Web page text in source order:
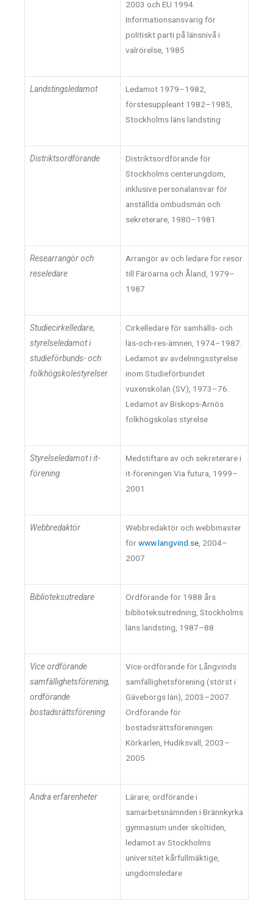
2003 och EU 1994.
Informationsansvarig för
politiskt parti på länsnivå i
valrörelse, 1985
Landstingsledamot
Ledamot 1979–1982,
förstesuppleant 1982–1985,
Stockholms läns landsting
Distriktsordförande
Distriktsordförande för
Stockholms centerungdom,
inklusive personalansvar för
anställda ombudsmän och
sekreterare, 1980–1981
Researrangör och
reseledare
Arrangör av och ledare för resor
till Färöarna och Åland, 1979–
1987
Studiecirkelledare,
styrelseledamot i
studieförbunds- och
folkhögskolestyrelser
Cirkelledare för samhälls- och
läs-och-res-ämnen, 1974–1987.
Ledamot av avdelningsstyrelse
inom Studieförbundet
vuxenskolan (SV), 1973–76.
Ledamot av Biskops-Arnös
folkhögskolas styrelse
Styrelseledamot i it-
förening
Medstiftare av och sekreterare i
it-föreningen Via futura, 1999–
2001
Webbredaktör
Webbredaktör och webbmaster
förwww.langvind.se , 2004–
2007
Biblioteksutredare
Ordförande för 1988 års
biblioteksutredning, Stockholms
läns landsting, 1987–88
Vice ordförande
samfällighetsförening,
ordförande
bostadsrättsförening
Vice ordförande för Långvinds
samfällighetsförening (störst i
Gäveborgs län), 2003–2007.
Ordförande för
bostadsrättsföreningen
Körkarlen, Hudiksvall, 2003–
2005
Andra erfarenheter
Lärare, ordförande i
samarbetsnämnden i Brännkyrka
gymnasium under skoltiden,
ledamot av Stockholms
universitet kårfullmäktige,
ungdomsledare